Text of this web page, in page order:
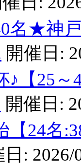
名★神
開催日:
♪【25
開催日:
【24名
日: 2026/